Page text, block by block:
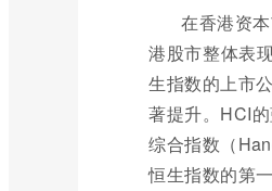
在香港资
港股市整体表
生指数的上市
著提升。HCI
综合指数（
恒生指数的第